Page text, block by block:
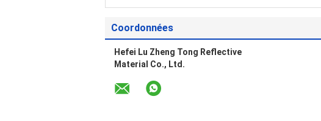
Coordonnées
Hefei Lu Zheng Tong Reflective
Material Co., Ltd.